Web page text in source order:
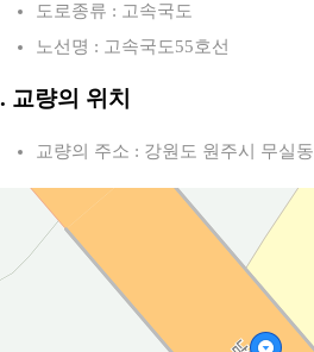
도로종류 : 고속국도
노선명 : 고속국도55호선
교량의 위치
교량의 주소 : 강원도 원주시 무실동